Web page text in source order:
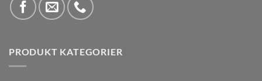
PRODUKT KATEGORIER